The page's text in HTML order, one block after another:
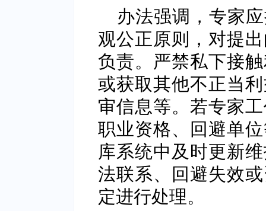
办法强调，专家
观公正原则，对提
负责。严禁私下接
或获取其他不正当
审信息等。若专家
职业资格、回避单
库系统中及时更新
法联系、回避失效
定进行处理。